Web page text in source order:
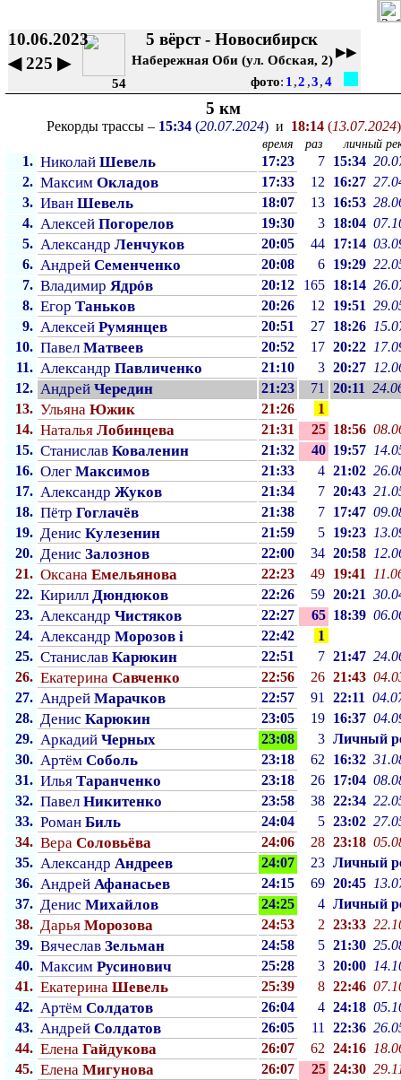
10.06.2023
◀225 ▶
54
5 вёрст - Новосибирск
Набережная Оби (ул. Обская, 2)
▶▶
фото: 1 ,2 ,3,4
5 км
Рекорды трассы – 15:34(20.07.2024)и 18:14(13.07.2024)
время раз личный
1. Николай Шевель 17:23 7 15:34
2. Максим Окладов 17:33 12 16:27
3. Иван Шевель 18:07 13 16:53
4. Алексей Погорелов 19:30 3 18:04
5. Александр Ленчуков 20:05 44 17:14
6. Андрей Семенченко 20:08 6 19:29
7. Владимир Ядрóв 20:12 165 18:14
8. Егор Таньков 20:26 12 19:51
9. Алексей Румянцев 20:51 27 18:26
10. Павел Матвеев 20:52 17 20:22
11. Александр Павличенко 21:10 3 20:27
12. Андрей Чередин 21:23 71 20:11
13. Ульяна Южик 21:26
1
14. Наталья Лобинцева 21:31 25 18:56
15. Станислав Коваленин 21:32 40 19:57
16. Олег Максимов 21:33 4 21:02
17. Александр Жуков 21:34 7 20:43
18. Пётр Гоглачёв 21:38 7 17:47
19. Денис Кулезенин 21:59 5 19:23
20. Денис Залознов 22:00 34 20:58
21. Оксана Емельянова 22:23 49 19:41
22. Кирилл Дюндюков 22:26 59 20:21
23. Александр Чистяков 22:27 65 18:39
24. Александр Морозов i 22:42
1
25. Станислав Карюкин 22:51 7 21:47
26. Екатерина Савченко 22:56 26 21:43
27. Андрей Марачков 22:57 91 22:11
28. Денис Карюкин 23:05 19 16:37
29. Аркадий Черных 23:08 3 Личный
30. Артём Соболь 23:18 62 16:32
31. Илья Таранченко 23:18 26 17:04
32. Павел Никитенко 23:58 38 22:34
33. Роман Биль 24:04 5 23:02
34. Вера Соловьёва 24:06 28 23:18
35. Александр Андреев 24:07 23 Личный
36. Андрей Афанасьев 24:15 69 20:45
37. Денис Михайлов 24:25 4 Личный
38. Дарья Морозова 24:53 2 23:33
39. Вячеслав Зельман 24:58 5 21:30
40. Максим Русинович 25:28 3 20:00
41. Екатерина Шевель 25:39 8 22:46
42. Артём Солдатов 26:04 4 24:18
43. Андрей Солдатов 26:05 11 22:36
44. Елена Гайдукова 26:07 62 24:16
45. Елена Мигунова 26:07 25 24:30